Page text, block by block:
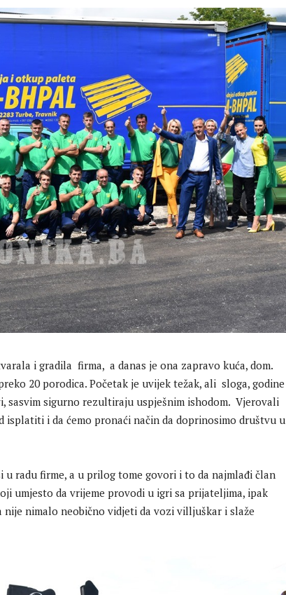
i gradila firma, a danas je ona zapravo kuća, dom.
20 porodica. Početak je uvijek težak, ali sloga, godine
sasvim sigurno rezultiraju uspješnim ishodom. Vjerovali
isplatiti i da ćemo pronaći način da doprinosimo društvu u
u radu firme, a u prilog tome govori i to da najmlađi član
umjesto da vrijeme provodi u igri sa prijateljima, ipak
nimalo neobično vidjeti da vozi villjuškar i slaže